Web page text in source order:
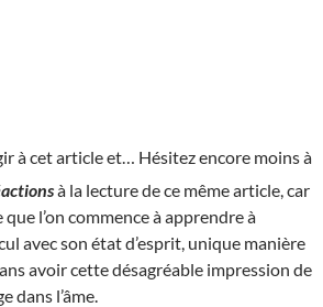
à cet article et… Hésitez encore moins à
à la lecture de ce même article, car
que l’on commence à apprendre à
avec son état d’esprit, unique manière
avoir cette désagréable impression de
dans l’âme.